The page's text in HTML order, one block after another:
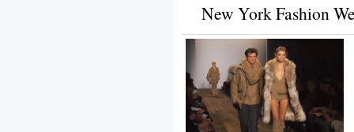
New York Fashion